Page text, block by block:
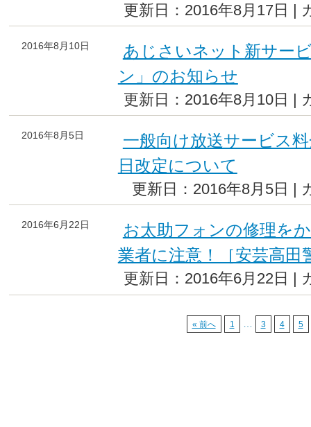
更新日：2016年8月17日 |
2016年8月10日
あじさいネット新サー
ン」のお知らせ
更新日：2016年8月10日 |
2016年8月5日
一般向け放送サービス
日改定について
更新日：2016年8月5日 |
2016年6月22日
お太助フォンの修理を
業者に注意！［安芸高田
更新日：2016年6月22日 |
« 前へ 1 3 4 5